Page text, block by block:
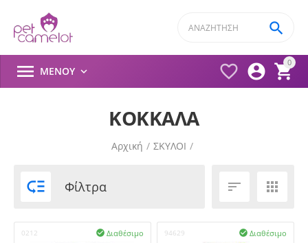
0




 ΜΕΝΟΎ 
ΚΟΚΚΑΛΑ
Αρχική / ΣΚΥΛΟΙ /
 Φίλτρα  
0212 Διαθέσιμο
 94629 Διαθέσιμο
